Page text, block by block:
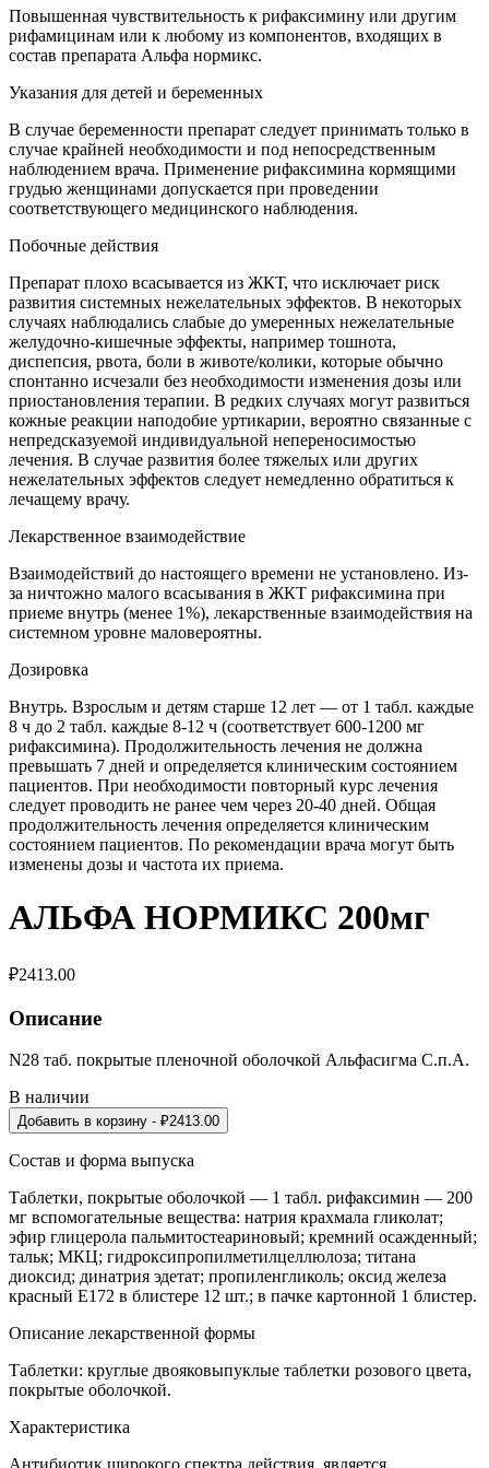
Повышенная чувствительность к рифаксимину или другим
рифамицинам или к любому из компонентов, входящих в
состав препарата Альфа нормикс.
Указания для детей и беременных
В случае беременности препарат следует принимать только в
случае крайней необходимости и под непосредственным
наблюдением врача. Применение рифаксимина кормящими
грудью женщинами допускается при проведении
соответствующего медицинского наблюдения.
Побочные действия
Препарат плохо всасывается из ЖКТ, что исключает риск
развития системных нежелательных эффектов. В некоторых
случаях наблюдались слабые до умеренных нежелательные
желудочно-кишечные эффекты, например тошнота,
диспепсия, рвота, боли в животе/колики, которые обычно
спонтанно исчезали без необходимости изменения дозы или
приостановления терапии. В редких случаях могут развиться
кожные реакции наподобие уртикарии, вероятно связанные с
непредсказуемой индивидуальной непереносимостью
лечения. В случае развития более тяжелых или других
нежелательных эффектов следует немедленно обратиться к
лечащему врачу.
Лекарственное взаимодействие
Взаимодействий до настоящего времени не установлено. Из-
за ничтожно малого всасывания в ЖКТ рифаксимина при
приеме внутрь (менее 1%), лекарственные взаимодействия на
системном уровне маловероятны.
Дозировка
Внутрь. Взрослым и детям старше 12 лет — от 1 табл. каждые
8 ч до 2 табл. каждые 8-12 ч (соответствует 600-1200 мг
рифаксимина). Продолжительность лечения не должна
превышать 7 дней и определяется клиническим состоянием
пациентов. При необходимости повторный курс лечения
следует проводить не ранее чем через 20-40 дней. Общая
продолжительность лечения определяется клиническим
состоянием пациентов. По рекомендации врача могут быть
изменены дозы и частота их приема.
АЛЬФА НОРМИКС 200мг
₽2413.00
Описание
N28 таб. покрытые пленочной оболочкой Альфасигма С.п.А.
В наличии
Добавить в корзину - ₽2413.00
Состав и форма выпуска
Таблетки, покрытые оболочкой — 1 табл. рифаксимин — 200
мг вспомогательные вещества: натрия крахмала гликолат;
эфир глицерола пальмитостеариновый; кремний осажденный;
тальк; МКЦ; гидроксипропилметилцеллюлоза; титана
диоксид; динатрия эдетат; пропиленгликоль; оксид железа
красный Е172 в блистере 12 шт.; в пачке картонной 1 блистер.
Описание лекарственной формы
Таблетки: круглые двояковыпуклые таблетки розового цвета,
покрытые оболочкой.
Характеристика